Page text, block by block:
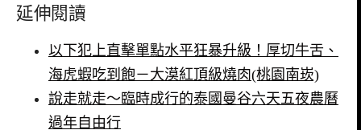
延伸閱讀
以下犯上直擊單點水平狂暴升級！厚切牛舌、
海虎蝦吃到飽－大漠紅頂級燒肉(桃園南崁)
說走就走～臨時成行的泰國曼谷六天五夜農曆
過年自由行